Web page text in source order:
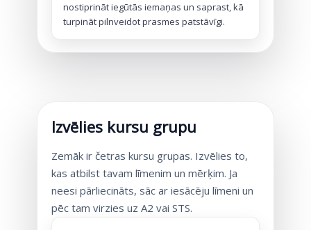
nostiprināt iegūtās iemaņas un saprast, kā
turpināt pilnveidot prasmes patstāvīgi.
Izvēlies kursu grupu
Zemāk ir četras kursu grupas. Izvēlies to,
kas atbilst tavam līmenim un mērķim. Ja
neesi pārliecināts, sāc ar iesācēju līmeni un
pēc tam virzies uz A2 vai STS.